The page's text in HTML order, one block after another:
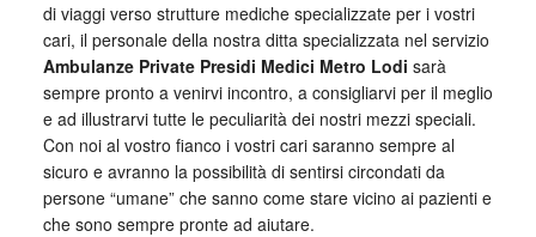
di viaggi verso strutture mediche specializzate per i vostri
cari, il personale della nostra ditta specializzata nel servizio
Ambulanze Private Presidi Medici Metro Lodi sarà
sempre pronto a venirvi incontro, a consigliarvi per il meglio
e ad illustrarvi tutte le peculiarità dei nostri mezzi speciali.
Con noi al vostro fianco i vostri cari saranno sempre al
sicuro e avranno la possibilità di sentirsi circondati da
persone “umane” che sanno come stare vicino ai pazienti e
che sono sempre pronte ad aiutare.